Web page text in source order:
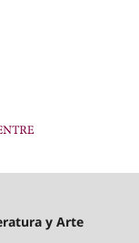
y Arte